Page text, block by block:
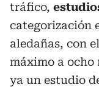
tráfico,
categorización
aledañas, con
máximo a ocho
ya un estudio